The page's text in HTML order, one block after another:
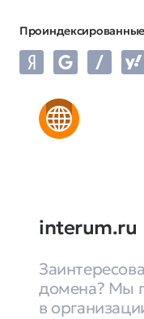
interum.ru
домена? Мы
в